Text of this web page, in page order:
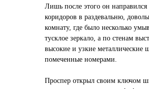
Лишь после этого он
коридоров в раздевальню,
комнату, где было несколько
тусклое зеркало, а по стенам
высокие и узкие металлические
помеченные номерами.
Проспер открыл своим ключом